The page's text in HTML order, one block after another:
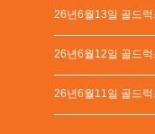
26년6월13일 골드
26년6월12일 골드
26년6월11일 골드